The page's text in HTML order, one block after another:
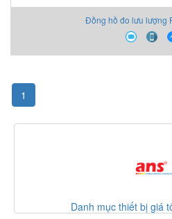
Đồng hồ đo lưu lượng
1
Danh mục thiết bị giá tốt 2 30-07-